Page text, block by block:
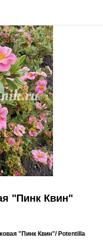
"Пинк Квин"
"Пинк Квин"/ Potentilla